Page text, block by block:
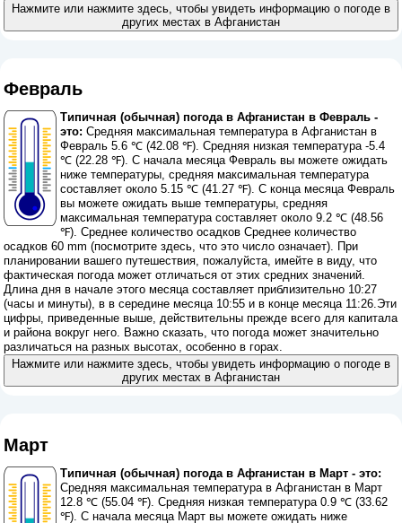
Нажмите или нажмите здесь, чтобы увидеть информацию о погоде в
других местах в Афганистан
Февраль
Типичная (обычная) погода в Афганистан в Февраль -
это: Средняя максимальная температура в Афганистан в
Февраль 5.6 ℃ (42.08 ℉). Средняя низкая температура -5.4
℃ (22.28 ℉). С начала месяца Февраль вы можете ожидать
ниже температуры, средняя максимальная температура
составляет около 5.15 ℃ (41.27 ℉). С конца месяца Февраль
вы можете ожидать выше температуры, средняя
максимальная температура составляет около 9.2 ℃ (48.56
℉). Среднее количество осадков Среднее количество
осадков 60 mm (посмотрите здесь, что это число означает). При
планировании вашего путешествия, пожалуйста, имейте в виду, что
фактическая погода может отличаться от этих средних значений.
Длина дня в начале этого месяца составляет приблизительно 10:27
(часы и минуты), в в середине месяца 10:55 и в конце месяца 11:26.Эти
цифры, приведенные выше, действительны прежде всего для капитала
и района вокруг него. Важно сказать, что погода может значительно
различаться на разных высотах, особенно в горах.
Нажмите или нажмите здесь, чтобы увидеть информацию о погоде в
других местах в Афганистан
Март
Типичная (обычная) погода в Афганистан в Март - это:
Средняя максимальная температура в Афганистан в Март
12.8 ℃ (55.04 ℉). Средняя низкая температура 0.9 ℃ (33.62
℉). С начала месяца Март вы можете ожидать ниже